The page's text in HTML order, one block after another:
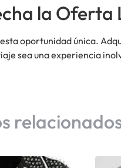
la
oportunidad única.
sea una experiencia